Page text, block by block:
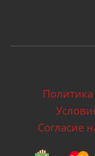
Согласие